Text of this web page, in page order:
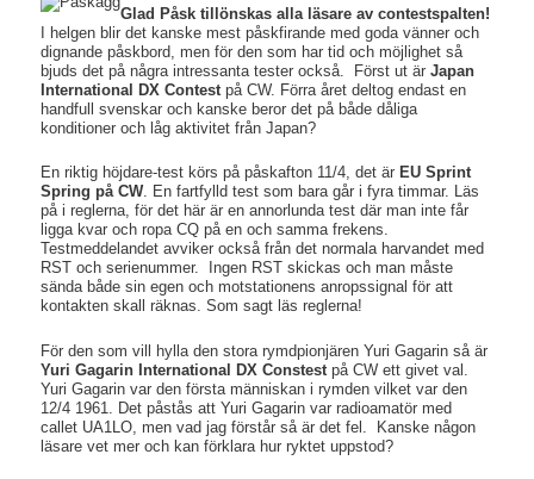
Glad Påsk tillönskas alla läsare av contestspalten!
I helgen blir det kanske mest påskfirande med goda vänner och
dignande påskbord, men för den som har tid och möjlighet så
bjuds det på några intressanta tester också. Först ut ärJapan
International DX Contestpå CW. Förra året deltog endast en
handfull svenskar och kanske beror det på både dåliga
konditioner och låg aktivitet från Japan?
En riktig höjdare-test körs på påskafton 11/4, det är EU Sprint
Spring på CW. En fartfylld test som bara går i fyra timmar. Läs
på i reglerna, för det här är en annorlunda test där man inte får
ligga kvar och ropa CQ på en och samma frekens.
Testmeddelandet avviker också från det normala harvandet med
RST och serienummer. Ingen RST skickas och man måste
sända både sin egen och motstationens anropssignal för att
kontakten skall räknas. Som sagt läs reglerna!
För den som vill hylla den stora rymdpionjären Yuri Gagarin så är
Yuri Gagarin International DX Constest på CW ett givet val.
Yuri Gagarin var den första människan i rymden vilket var den
12/4 1961. Det påstås att Yuri Gagarin var radioamatör med
callet UA1LO, men vad jag förstår så är det fel. Kanske någon
läsare vet mer och kan förklara hur ryktet uppstod?